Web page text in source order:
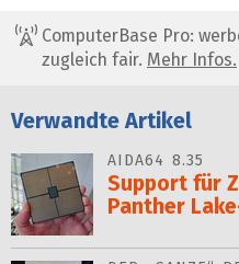
ComputerBase Pro:
zugleich fair. Mehr Infos.
Verwandte Artikel
AIDA64 8.35
Support für
Panther